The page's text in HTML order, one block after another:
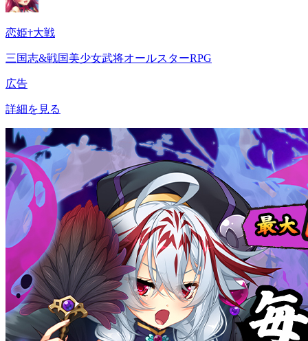
恋姫†大戦
三国志&戦国美少女武将オールスターRPG
広告
詳細を見る